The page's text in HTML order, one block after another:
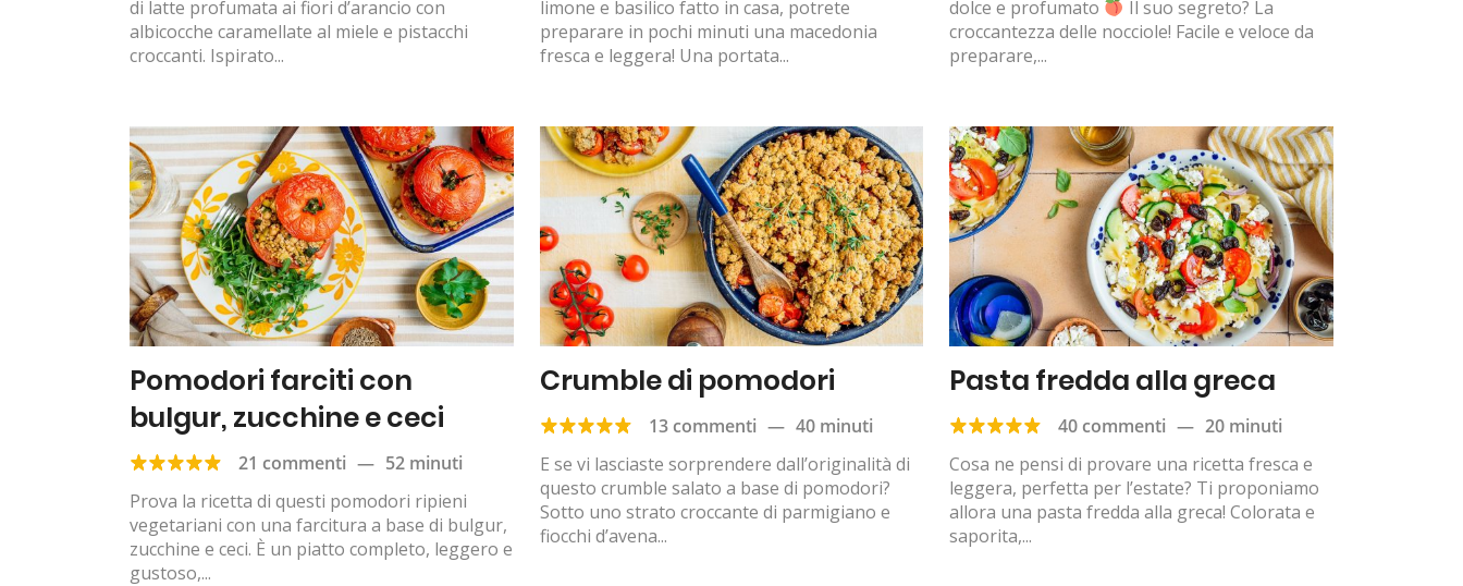
di latte profumata ai fiori d’arancio con
albicocche caramellate al miele e pistacchi
croccanti. Ispirato...
limone e basilico fatto in casa, potrete
preparare in pochi minuti una macedonia
fresca e leggera! Una portata...
dolce e profumato
Il suo segreto? La
croccantezza delle nocciole! Facile e veloce da
preparare,...
Pomodori farciti con
bulgur, zucchine e ceci
21 commenti — 52 minuti
Prova la ricetta di questi pomodori ripieni
vegetariani con una farcitura a base di bulgur,
zucchine e ceci. È un piatto completo, leggero e
gustoso,...
Crumble di pomodori
13 commenti — 40 minuti
E se vi lasciaste sorprendere dall’originalità di
questo crumble salato a base di pomodori?
Sotto uno strato croccante di parmigiano e
fiocchi d’avena...
Pasta fredda alla greca
40 commenti — 20 minuti
Cosa ne pensi di provare una ricetta fresca e
leggera, perfetta per l’estate? Ti proponiamo
allora una pasta fredda alla greca! Colorata e
saporita,...